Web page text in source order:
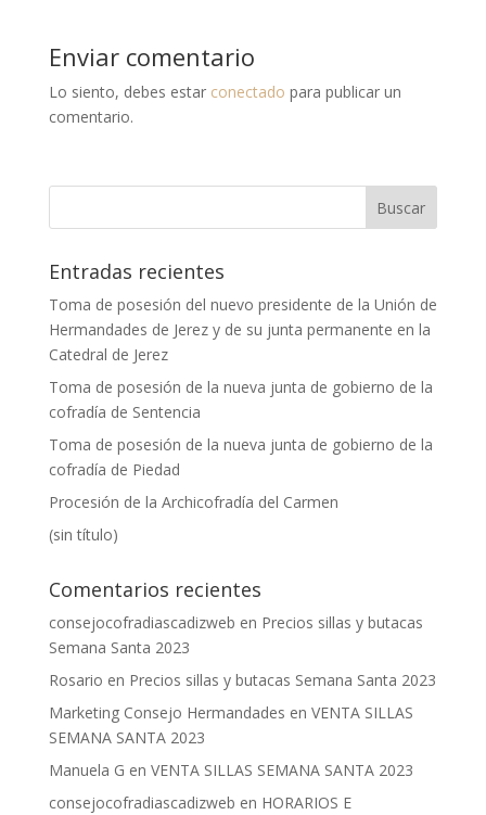
Enviar comentario
Lo siento, debes estar conectado para publicar un
comentario.
Entradas recientes
Toma de posesión del nuevo presidente de la Unión de
Hermandades de Jerez y de su junta permanente en la
Catedral de Jerez
Toma de posesión de la nueva junta de gobierno de la
cofradía de Sentencia
Toma de posesión de la nueva junta de gobierno de la
cofradía de Piedad
Procesión de la Archicofradía del Carmen
(sin título)
Comentarios recientes
consejocofradiascadizweb en Precios sillas y butacas
Semana Santa 2023
Rosario en Precios sillas y butacas Semana Santa 2023
Marketing Consejo Hermandades en VENTA SILLAS
SEMANA SANTA 2023
Manuela G en VENTA SILLAS SEMANA SANTA 2023
consejocofradiascadizweb en HORARIOS E